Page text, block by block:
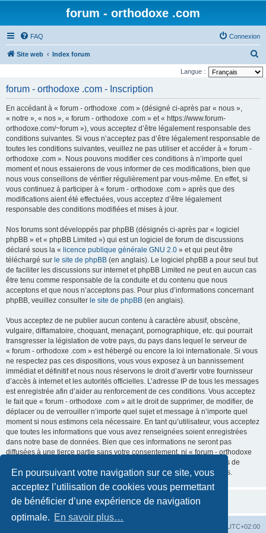
En poursuivant votre navigation sur ce site, vous
acceptez l’utilisation de cookies vous permettant
de bénéficier d’une expérience de navigation
optimale. En savoir plus…
forum - orthodoxe .com
FAQ Connexion
Site web Index forum
e
Langue :
forum - orthodoxe .com - Inscription
En accédant à « forum - orthodoxe .com » (désigné ci-après par « nous »,
« notre », « nos », « forum - orthodoxe .com » et « https://www.forum-
orthodoxe.com/~forum »), vous acceptez d’être légalement responsable des
conditions suivantes. Si vous n’acceptez pas d’être légalement responsable de
toutes les conditions suivantes, veuillez ne pas utiliser et accéder à « forum -
orthodoxe .com ». Nous pouvons modifier ces conditions à n’importe quel
moment et nous essaierons de vous informer de ces modifications, bien que
nous vous conseillons de vérifier régulièrement par vous-même. En effet, si
vous continuez à participer à « forum - orthodoxe .com » après que des
modifications aient été effectuées, vous acceptez d’être légalement
responsable des conditions modifiées et mises à jour.
Nos forums sont développés par phpBB (désignés ci-après par « logiciel
phpBB » et « phpBB Limited ») qui est un logiciel de forum de discussions
déclaré sous la « licence publique générale GNU 2.0 » et qui peut être
téléchargé sur le site de phpBB (en anglais). Le logiciel phpBB a pour seul but
de faciliter les discussions sur internet et phpBB Limited ne peut en aucun cas
être tenu comme responsable de la conduite et du contenu que nous
acceptons et que nous n’acceptons pas. Pour plus d’informations concernant
phpBB, veuillez consulter le site de phpBB (en anglais).
Vous acceptez de ne publier aucun contenu à caractère abusif, obscène,
vulgaire, diffamatoire, choquant, menaçant, pornographique, etc. qui pourrait
transgresser la législation de votre pays, du pays dans lequel le serveur de
« forum - orthodoxe .com » est hébergé ou encore la loi internationale. Si vous
ne respectez pas ces dispositions, vous vous exposez à un bannissement
immédiat et définitif et nous nous réservons le droit d’avertir votre fournisseur
d’accès à internet et les autorités officielles. L’adresse IP de tous les messages
est enregistrée afin d’aider au renforcement de ces conditions. Vous acceptez
le fait que « forum - orthodoxe .com » ait le droit de supprimer, de modifier, de
déplacer ou de verrouiller n’importe quel sujet et message à n’importe quel
moment si nous estimons cela nécessaire. En tant qu’utilisateur, vous acceptez
que toutes les informations que vous avez renseignées soient enregistrées
dans notre base de données. Bien que ces informations ne seront pas
diffusées à une tierce partie sans votre consentement, ni « forum - orthodoxe
.com », ni phpBB, ne pourront être tenus comme responsables en cas de
tentative de piratage informatique visant à compromettre vos données.
UTC+02:00